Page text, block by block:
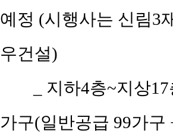
예정 (시행사는 신림3
우건설)
_ 지하4층~지상
가구(일반공급 99가구